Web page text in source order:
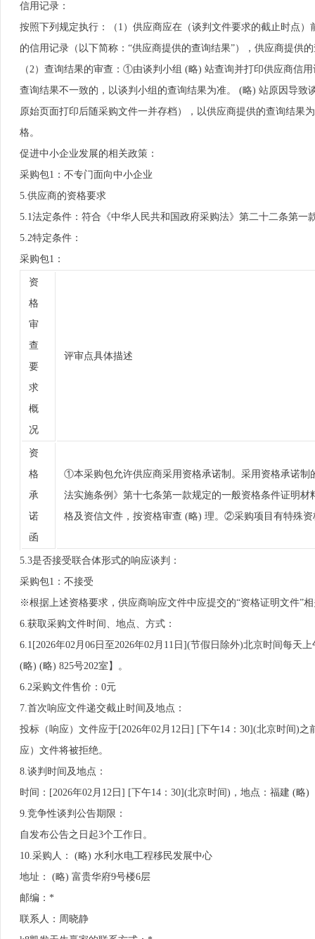
信用记录：
按照下列规定执行：（1）供应商应在（谈判文件要求的截止时点
的信用记录（以下简称：“供应商提供的查询结果”），供应商提供
（2）查询结果的审查：①由谈判小组 (略) 站查询并打印供应商信
查询结果不一致的，以谈判小组的查询结果为准。 (略) 站原因导
原始页面打印后随采购文件一并存档），以供应商提供的查询结
格。
促进中小企业发展的相关政策：
采购包1：不专门面向中小企业
5.供应商的资格要求
5.1法定条件：符合《中华人民共和国政府采购法》第二十二条第一
5.2特定条件：
采购包1：
资
格
审
查
要
求
概
况
评审点具体描述
资
格
承
诺
函
①本采购包允许供应商采用资格承诺制。采用资格承诺
法实施条例》第十七条第一款规定的一般资格条件证明
格及资信文件，按资格审查 (略) 理。②采购项目有特殊
5.3是否接受联合体形式的响应谈判：
采购包1：不接受
※根据上述资格要求，供应商响应文件中应提交的“资格证明文件”
6.获取采购文件时间、地点、方式：
6.1[2026年02月06日至2026年02月11日](节假日除外)北京时间每天
(略) (略) 825号202室】。
6.2采购文件售价：0元
7.首次响应文件递交截止时间及地点：
投标（响应）文件应于[2026年02月12日] [下午14：30](北京时间)
应）文件将被拒绝。
8.谈判时间及地点：
时间：[2026年02月12日] [下午14：30](北京时间)，地点：福建 (略)
9.竞争性谈判公告期限：
自发布公告之日起3个工作日。
10.采购人： (略) 水利水电工程移民发展中心
地址： (略) 富贵华府9号楼6层
邮编：*
联系人：周晓静